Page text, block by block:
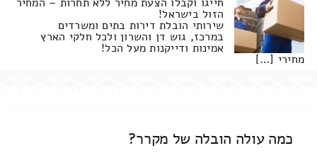
הזול בישראל!
שירותי הובלת דירות בתים ומשרדים
במרכז, גוש דן והשרון ולכל חלקי הארץ
אמינות ודייקנות מעל הכל!
מחירי […]
כמה עולה הובלה של מקרר?